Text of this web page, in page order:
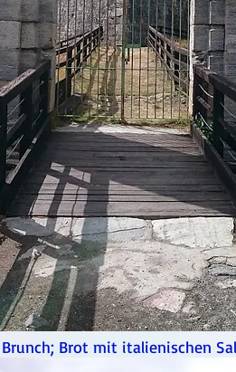
Brot mit italienischen